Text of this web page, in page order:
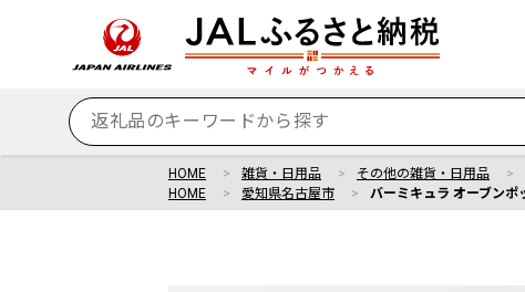
HOME 雑貨・日用品 その他の雑貨・日用品
HOME
愛知県名古屋市 バーミキュラ オーブン